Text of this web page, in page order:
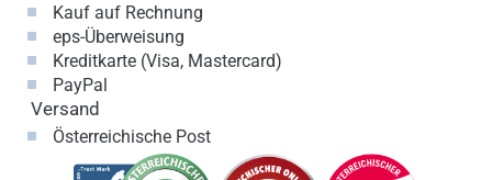
Kauf auf Rechnung
eps-Überweisung
Kreditkarte (Visa, Mastercard)
PayPal
Versand
Österreichische Post